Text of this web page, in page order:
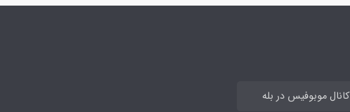
کانال موبوفیس در بله